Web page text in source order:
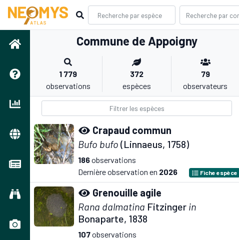
Commune de Appoigny
1 779
observations
372
espèces
79
observateurs
Crapaud commun
Bufo bufo (Linnaeus, 1758)
186observations
Dernière observation en 2026 Fiche espèce
Grenouille agile
Rana dalmatina Fitzinger in
Bonaparte, 1838
107observations